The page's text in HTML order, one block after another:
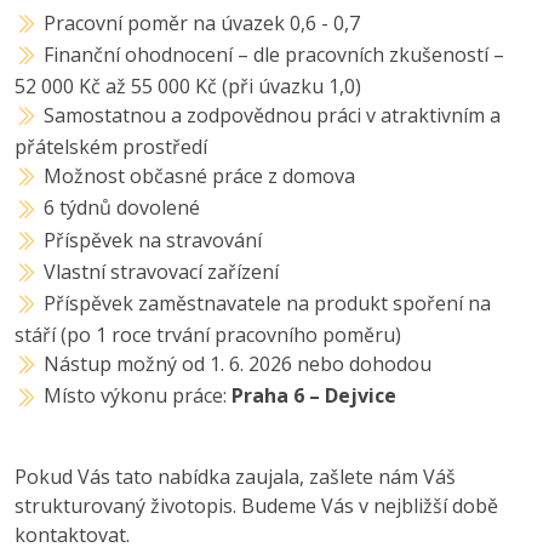
Pracovní poměr na úvazek 0,6 - 0,7
Finanční ohodnocení – dle pracovních zkušeností –
52 000 Kč až 55 000 Kč (při úvazku 1,0)
Samostatnou a zodpovědnou práci v atraktivním a
přátelském prostředí
Možnost občasné práce z domova
6 týdnů dovolené
Příspěvek na stravování
Vlastní stravovací zařízení
Příspěvek zaměstnavatele na produkt spoření na
stáří (po 1 roce trvání pracovního poměru)
Nástup možný od 1. 6. 2026 nebo dohodou
Místo výkonu práce: Praha 6 – Dejvice
Pokud Vás tato nabídka zaujala, zašlete nám Váš
strukturovaný životopis. Budeme Vás v nejbližší době
kontaktovat.